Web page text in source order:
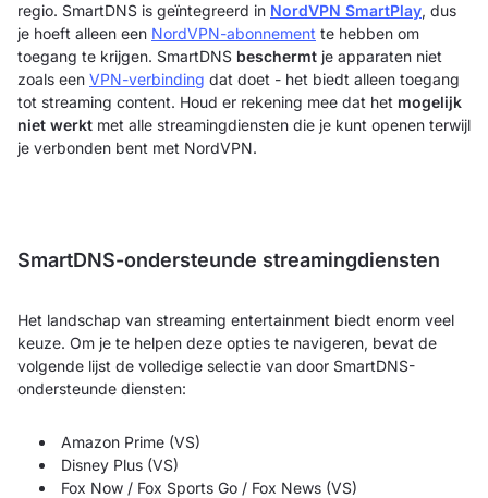
regio. SmartDNS is geïntegreerd in NordVPN SmartPlay, dus
je hoeft alleen een NordVPN-abonnement te hebben om
toegang te krijgen. SmartDNS beschermt je apparaten niet
zoals een VPN-verbinding dat doet - het biedt alleen toegang
tot streaming content. Houd er rekening mee dat het mogelijk
niet werkt met alle streamingdiensten die je kunt openen terwijl
je verbonden bent met NordVPN.
SmartDNS-ondersteunde streamingdiensten
Het landschap van streaming entertainment biedt enorm veel
keuze. Om je te helpen deze opties te navigeren, bevat de
volgende lijst de volledige selectie van door SmartDNS-
ondersteunde diensten:
Amazon Prime (VS)
Disney Plus (VS)
Fox Now / Fox Sports Go / Fox News (VS)